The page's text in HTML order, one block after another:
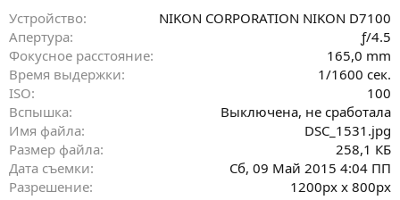
Устройство
NIKON CORPORATION NIKON D7100
Апертура
ƒ/4.5
Фокусное расстояние
165,0 mm
Время выдержки
1/1600 сек.
ISO
100
Вспышка
Выключена, не сработала
Имя файла
DSC_1531.jpg
Размер файла
258,1 КБ
Дата съемки
Сб, 09 Май 2015 4:04 ПП
Разрешение
1200px x 800px